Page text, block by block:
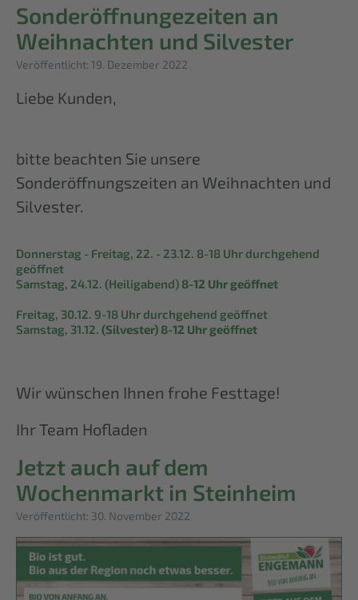
Sonderöffnungezeiten an
Weihnachten und Silvester
Details
Veröffentlicht: 19. Dezember 2022
Liebe Kunden,
bitte beachten Sie unsere
Sonderöffnungszeiten an Weihnachten und
Silvester.
Donnerstag - Freitag, 22. - 23.12. 8-18 Uhr durchgehend
geöffnet
Samstag, 24.12. (Heiligabend) 8-12 Uhr geöffnet
Freitag, 30.12. 9-18 Uhr durchgehend geöffnet
Samstag, 31.12. (Silvester) 8-12 Uhr geöffnet
Wir wünschen Ihnen frohe Festtage!
Ihr Team Hofladen
Jetzt auch auf dem
Wochenmarkt in Steinheim
Details
Veröffentlicht: 30. November 2022